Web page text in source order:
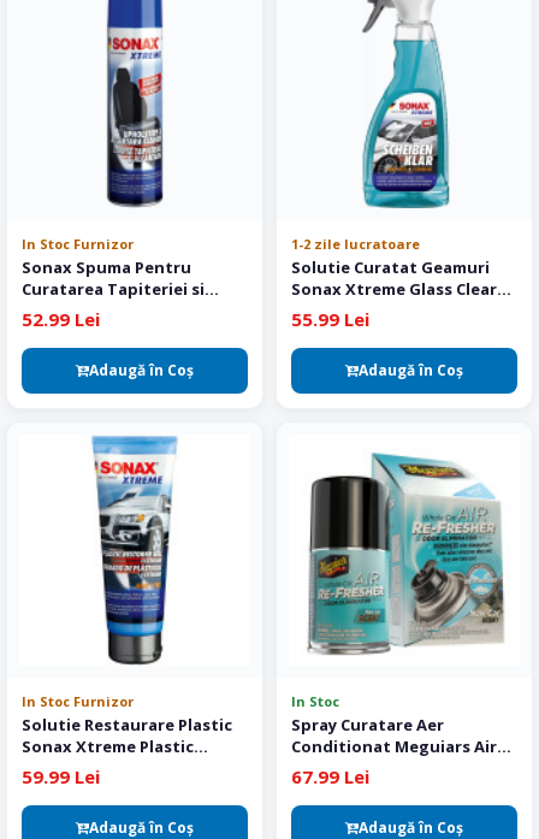
In Stoc Furnizor
Sonax Spuma Pentru
Curatarea Tapiteriei si
Alcantara 400 ml
52.99 Lei
Adaugă în Coş
1-2 zile lucratoare
Solutie Curatat Geamuri
Sonax Xtreme Glass Clear
NanoPro 500 ml
55.99 Lei
Adaugă în Coş
In Stoc Furnizor
Solutie Restaurare Plastic
Sonax Xtreme Plastic
Restorer Gel 250 ml
59.99 Lei
Adaugă în Coş
In Stoc
Spray Curatare Aer
Conditionat Meguiars Air
Re-Fresher New Car Scent
67.99 Lei
Adaugă în Coş